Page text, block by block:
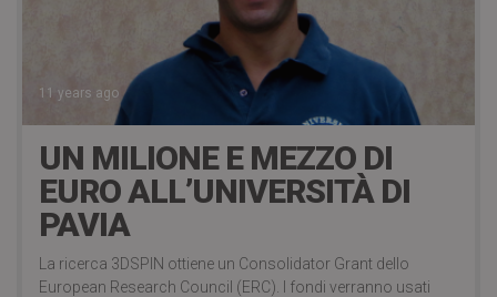
11 years ago
UN MILIONE E MEZZO DI
EURO ALL’UNIVERSITÀ DI
PAVIA
La ricerca 3DSPIN ottiene un Consolidator Grant dello
European Research Council (ERC). I fondi verranno usati